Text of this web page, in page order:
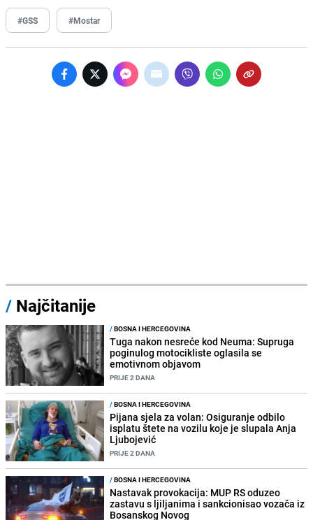
#GSS #Mostar
/ Najčitanije
/BOSNA I HERCEGOVINA
Tuga nakon nesreće kod Neuma: Supruga
poginulog motocikliste oglasila se
emotivnom objavom
PRIJE 2 DANA
/BOSNA I HERCEGOVINA
Pijana sjela za volan: Osiguranje odbilo
isplatu štete na vozilu koje je slupala Anja
Ljubojević
PRIJE 2 DANA
/BOSNA I HERCEGOVINA
Nastavak provokacija: MUP RS oduzeo
zastavu s ljiljanima i sankcionisao vozača iz
Bosanskog Novog